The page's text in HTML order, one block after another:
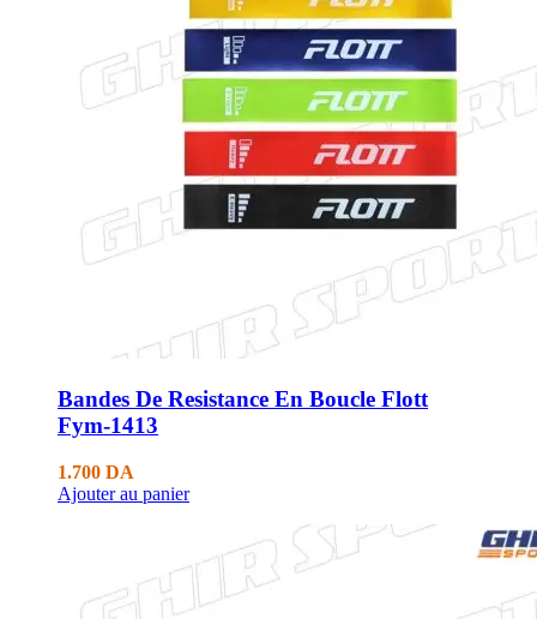
Bandes De Resistance En Boucle Flott
Fym-1413
1.700 DA
Ajouter au panier